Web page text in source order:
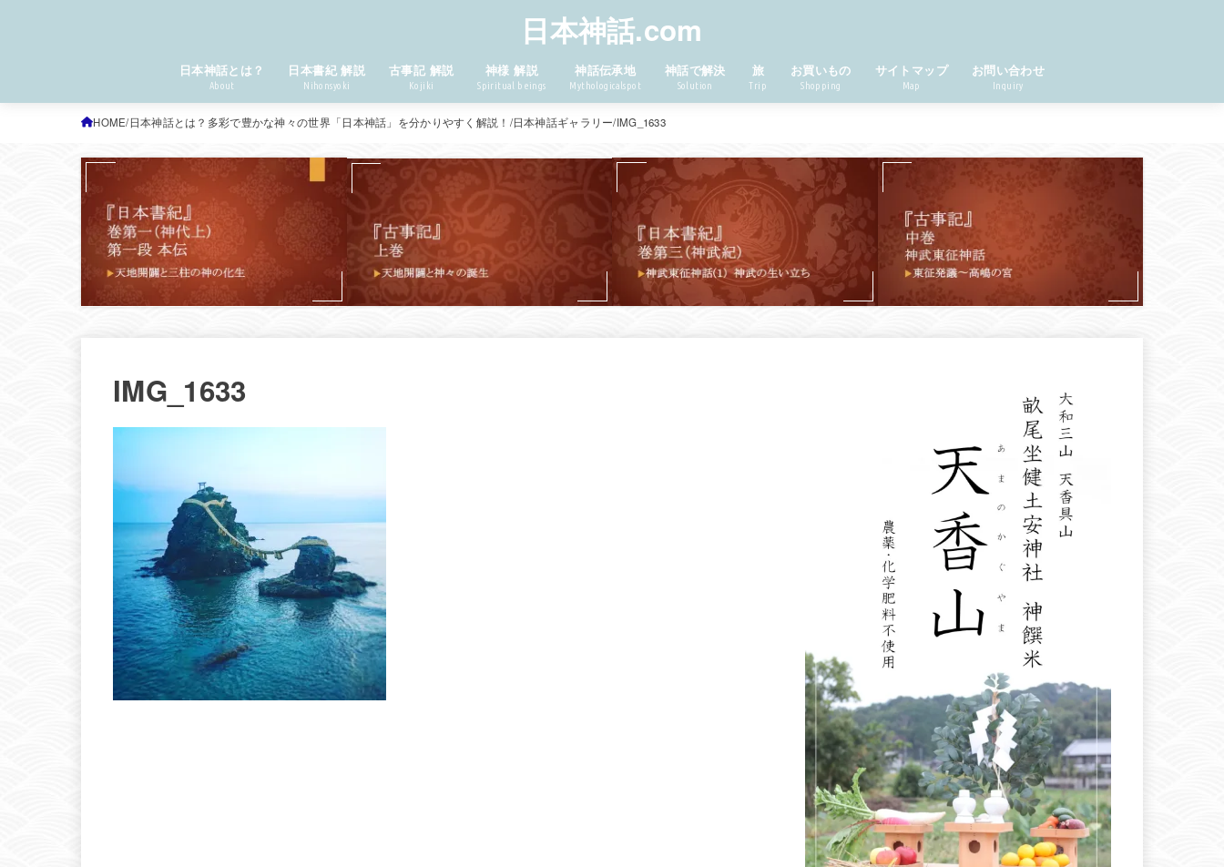
日本神話.com
日本神話とは？
About
日本書紀 解説
Nihonsyoki
古事記 解説
Kojiki
神様 解説
Spiritual beings
神話伝承地
Mythologicalspot
神話で解決
Solution
旅
Trip
お買いもの
Shopping
サイトマップ
Map
お問い合わせ
Inquiry
HOME 日本神話とは？多彩で豊かな神々の世界「日本神話」を分かりやすく解説！ 日本神話ギャラリー IMG_1633
IMG_1633